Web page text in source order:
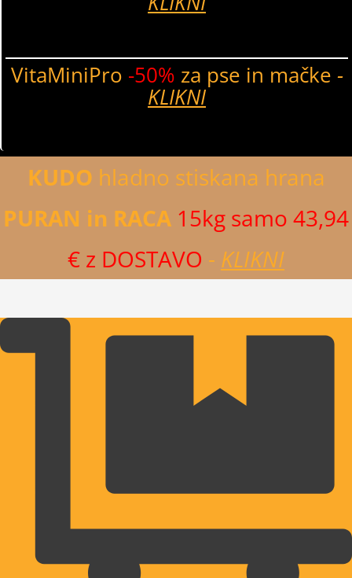
VitaMiniPro -50% za pse in mačke -
KLIKNI
KUDO hladno stiskana hrana
PURAN in RACA 15kg samo 43,94
€ z DOSTAVO - KLIKNI